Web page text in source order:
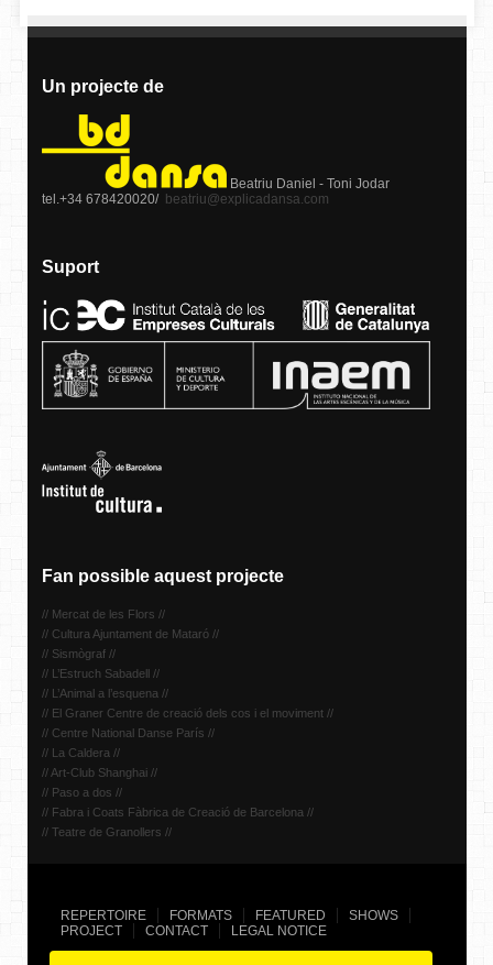
Un projecte de
Beatriu Daniel - Toni Jodar
tel.+34 678420020/ beatriu@explicadansa.com
Suport
Fan possible aquest projecte
// Mercat de les Flors //
// Cultura Ajuntament de Mataró //
// Sismògraf //
// L’Estruch Sabadell //
// L’Animal a l’esquena //
// El Graner Centre de creació dels cos i el moviment //
// Centre National Danse París //
// La Caldera //
// Art-Club Shanghai //
// Paso a dos //
// Fabra i Coats Fàbrica de Creació de Barcelona //
// Teatre de Granollers //
REPERTOIRE FORMATS FEATURED
SHOWS
PROJECT
CONTACT LEGAL NOTICE